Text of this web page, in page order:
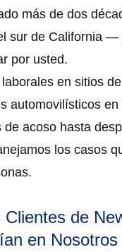
más de dos
sur de California —
por usted.
en sitios
automovilísticos
de acoso hasta
los casos
Clientes de
en Nosotros